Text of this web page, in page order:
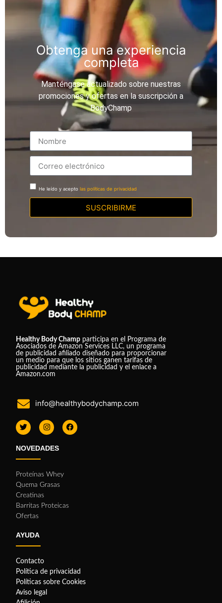
Obtenga una experiencia
completa
Manténgase actualizado sobre nuestras
promociones y ofertas en la suscripción a
BodyChamp
He leído y acepto las políticas de privacidad
SUSCRIBIRME
Healthy Body Champ participa en el Programa de
Asociados de Amazon Services LLC, un programa
de publicidad afiliado diseñado para proporcionar
un medio para que los sitios ganen tarifas de
publicidad mediante la publicidad y el enlace a
Amazon.com
info@healthybodychamp.com
NOVEDADES
Proteínas Whey
Quema Grasas
Creatinas
Barritas Proteicas
Ofertas
AYUDA
Contacto
Política de privacidad
Políticas sobre Cookies
Aviso legal